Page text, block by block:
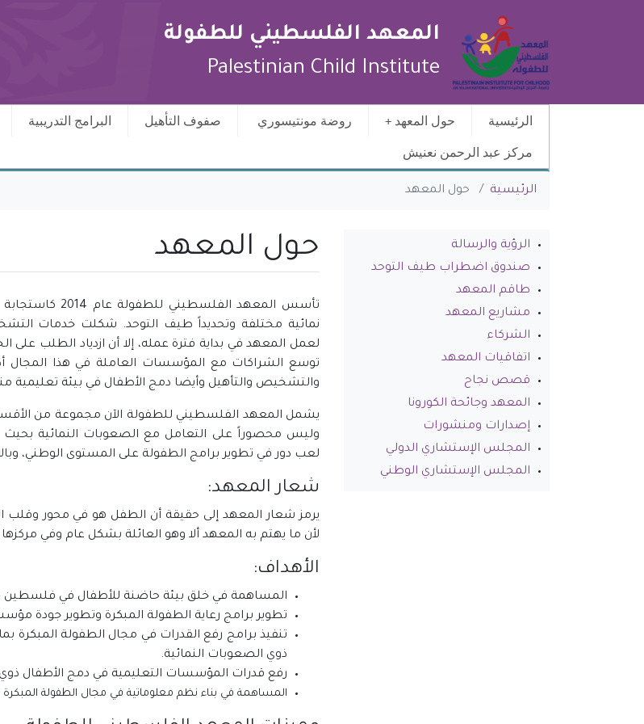
المعهد الفلسطيني للطفولة
Palestinian Child Institute
الرئيسية حول المعهد روضة مونتيسوري ‏ صفوف التأهيل البرامج التدريبية
مركز عبد الرحمن نعنيش
You are here
الرئيسية حول المعهد
الرؤية والرسالة
صندوق اضطراب طيف التوحد
طاقم المعهد
مشاريع المعهد
الشركاء
اتفاقيات المعهد
قصص نجاح
المعهد وجائحة الكورونا
إصدارات ومنشورات
المجلس الإستشاري الدولي
المجلس الإستشاري الوطني
حول المعهد
تأسس المعهد
نمائية مختلفة وتحديداً طيف التوحد. شكلت خدمات
لعمل المعهد في بداية فترة عمله، ‏إلا أن ازدياد الطلب
‏توسع الشراكات مع المؤسسات العاملة في هذا المجال
والتشخيص والتأهيل وأيضا دمج الأطفال في بيئة تعليمية
يشمل المعهد الفلسطيني للطفولة الآن مجموعة من الأقسام
وليس محصوراً على التعامل مع الصعوبات النمائية
لعب دور في تطوير برامج الطفولة ‏على المستوى الوطني،
شعار المعهد:‏
يرمز شعار المعهد إلى حقيقة أن الطفل هو في محور وقلب
لأن ما يهتم به المعهد ألا وهو العائلة بشكل عام وفي
الأهداف:‏
‏المساهمة في خلق بيئة حاضنة للأطفال في فلسطين من
‏تطوير برامج رعاية الطفولة المبكرة وتطوير جودة
‏تنفيذ برامج رفع القدرات في مجال الطفولة المبكرة
ذوي الصعوبات النمائية.‏
‏رفع قدرات المؤسسات التعليمية في دمج الأطفال ذوي
‏المساهمة في بناء نظم معلوماتية في مجال الطفولة المبكرة